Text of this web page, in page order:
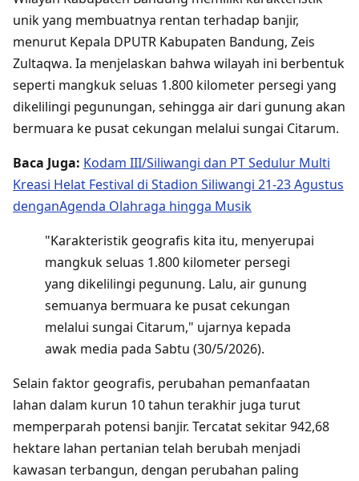
unik yang membuatnya rentan terhadap banjir,
menurut Kepala DPUTR Kabupaten Bandung, Zeis
Zultaqwa. Ia menjelaskan bahwa wilayah ini berbentuk
seperti mangkuk seluas 1.800 kilometer persegi yang
dikelilingi pegunungan, sehingga air dari gunung akan
bermuara ke pusat cekungan melalui sungai Citarum.
Baca Juga: Kodam III/Siliwangi dan PT Sedulur Multi
Kreasi Helat Festival di Stadion Siliwangi 21-23 Agustus
denganAgenda Olahraga hingga Musik
"Karakteristik geografis kita itu, menyerupai
mangkuk seluas 1.800 kilometer persegi
yang dikelilingi pegunung. Lalu, air gunung
semuanya bermuara ke pusat cekungan
melalui sungai Citarum," ujarnya kepada
awak media pada Sabtu (30/5/2026).
Selain faktor geografis, perubahan pemanfaatan
lahan dalam kurun 10 tahun terakhir juga turut
memperparah potensi banjir. Tercatat sekitar 942,68
hektare lahan pertanian telah berubah menjadi
kawasan terbangun, dengan perubahan paling